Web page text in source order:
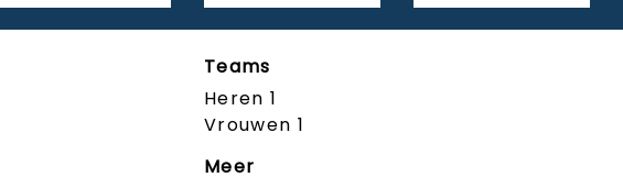
Teams
Heren 1
Vrouwen 1
Meer